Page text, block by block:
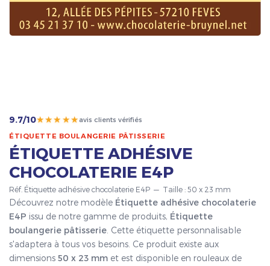
9.7/10★★★★★avis clients vérifiés
ÉTIQUETTE BOULANGERIE PÂTISSERIE
ÉTIQUETTE ADHÉSIVE
CHOCOLATERIE E4P
Réf. Étiquette adhésive chocolaterie E4P — Taille : 50 x 23 mm
Découvrez notre modèle Étiquette adhésive chocolaterie
E4P issu de notre gamme de produits, Étiquette
boulangerie pâtisserie . Cette étiquette personnalisable
s'adaptera à tous vos besoins. Ce produit existe aux
dimensions 50 x 23 mm et est disponible en rouleaux de